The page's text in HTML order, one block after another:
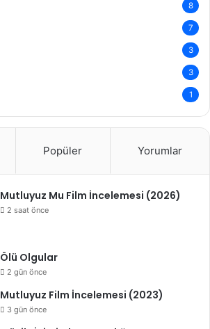
8
7
3
3
1
Popüler Yorumlar
Mutluyuz Mu Film İncelemesi (2026)
2 saat önce
Ölü Olgular
2 gün önce
Mutluyuz Film İncelemesi (2023)
3 gün önce